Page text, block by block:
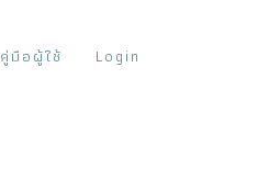
คู่มือผู้ใช้ Login